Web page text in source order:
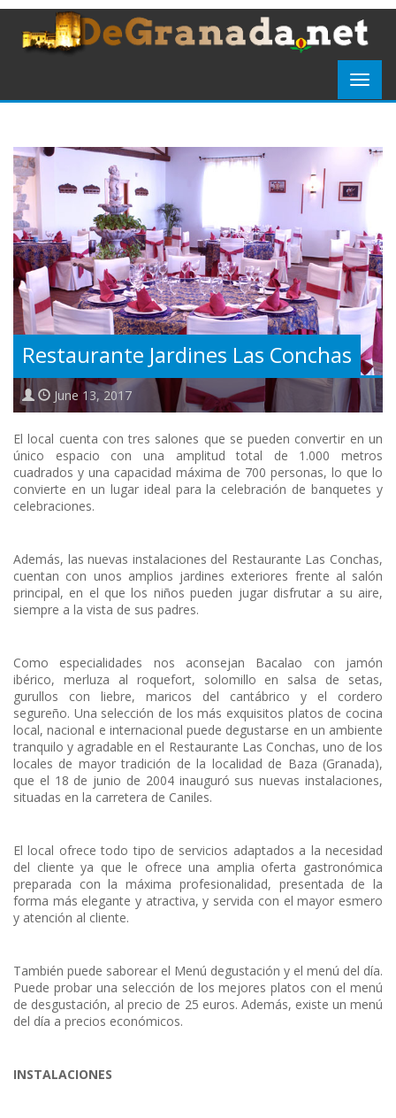
Restaurante Jardines Las Conchas
June 13, 2017
El local cuenta con tres salones que se pueden convertir en un
único espacio con una amplitud total de 1.000 metros
cuadrados y una capacidad máxima de 700 personas, lo que lo
convierte en un lugar ideal para la celebración de banquetes y
celebraciones.
Además, las nuevas instalaciones del Restaurante Las Conchas,
cuentan con unos amplios jardines exteriores frente al salón
principal, en el que los niños pueden jugar disfrutar a su aire,
siempre a la vista de sus padres.
Como especialidades nos aconsejan Bacalao con jamón
ibérico, merluza al roquefort, solomillo en salsa de setas,
gurullos con liebre, maricos del cantábrico y el cordero
segureño. Una selección de los más exquisitos platos de cocina
local, nacional e internacional puede degustarse en un ambiente
tranquilo y agradable en el Restaurante Las Conchas, uno de los
locales de mayor tradición de la localidad de Baza (Granada),
que el 18 de junio de 2004 inauguró sus nuevas instalaciones,
situadas en la carretera de Caniles.
El local ofrece todo tipo de servicios adaptados a la necesidad
del cliente ya que le ofrece una amplia oferta gastronómica
preparada con la máxima profesionalidad, presentada de la
forma más elegante y atractiva, y servida con el mayor esmero
y atención al cliente.
También puede saborear el Menú degustación y el menú del día.
Puede probar una selección de los mejores platos con el menú
de desgustación, al precio de 25 euros. Además, existe un menú
del día a precios económicos.
INSTALACIONES